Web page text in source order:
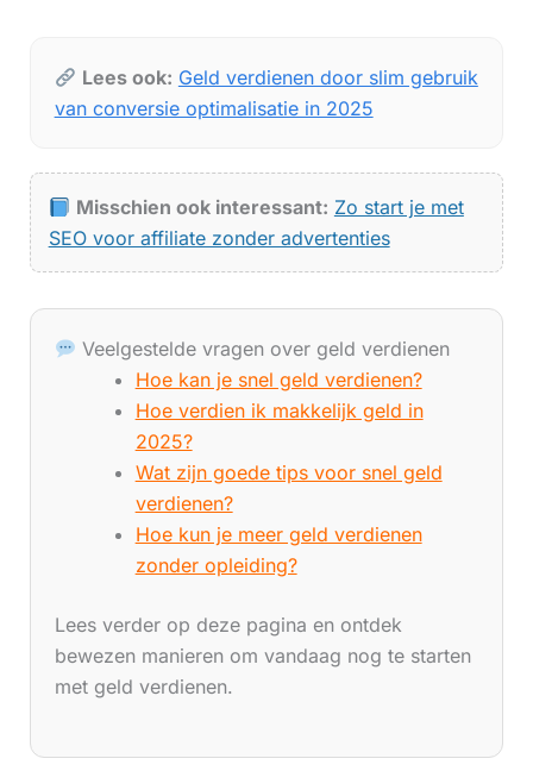
Lees ook: Geld verdienen door slim gebruik
van conversie optimalisatie in 2025
Misschien ook interessant: Zo start je met
SEO voor affiliate zonder advertenties
Veelgestelde vragen over geld verdienen
Hoe kan je snel geld verdienen?
Hoe verdien ik makkelijk geld in
2025?
Wat zijn goede tips voor snel geld
verdienen?
Hoe kun je meer geld verdienen
zonder opleiding?
Lees verder op deze pagina en ontdek
bewezen manieren om vandaag nog te starten
met geld verdienen.